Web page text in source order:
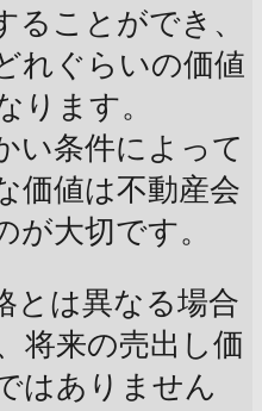
ることができ、
れぐらいの価値
ります。
い条件によって
価値は不動産会
が大切です。
とは異なる場合
将来の売出し価
はありません